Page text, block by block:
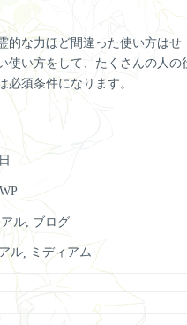
的な力ほど間違った使い方はせ
使い方をして、たくさんの人の
必須条件になります。
ル ブログ
ル ミディアム